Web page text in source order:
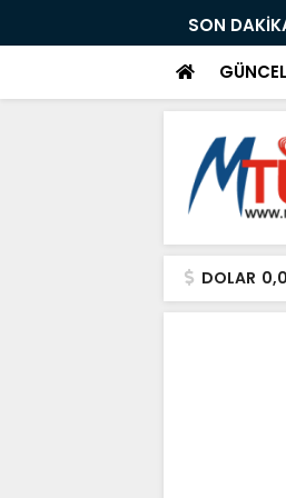
SON
İşgaline Sıkı Denetim”
GÜNCEL
DOLAR